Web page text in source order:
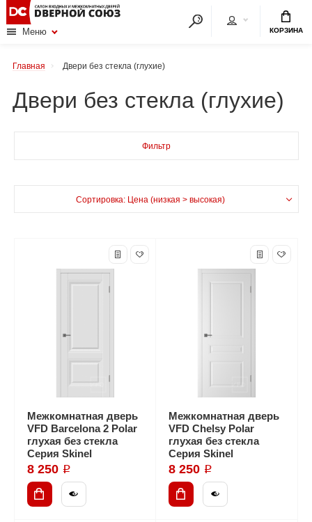
Меню КОРЗИНА
Главная Двери без стекла (глухие)
Двери без стекла (глухие)
Фильтр
Сортировка: Цена (низкая > высокая)
Межкомнатная дверь
VFD Barcelona 2 Polar
глухая без стекла
Серия Skinel
8 250 ₽
Межкомнатная дверь
VFD Chelsy Polar
глухая без стекла
Серия Skinel
8 250 ₽